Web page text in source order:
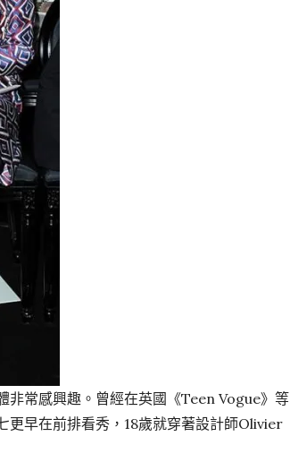
常感興趣。曾經在英國《Teen Vogue》等
更早在前排看秀，18歲就穿著設計師Olivier